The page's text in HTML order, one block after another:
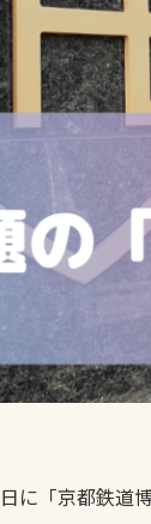
に「京都鉄道